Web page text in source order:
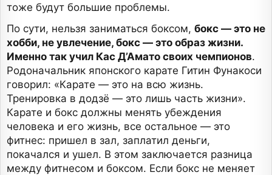
тоже будут большие проблемы.
По сути, нельзя заниматься боксом, бокс — это не
хобби, не увлечение, бокс — это образ жизни.
Именно так учил Кас Д’Амато своих чемпионов.
Родоначальник японского карате Гитин Фунакоси
говорил: «Карате — это на всю жизнь.
Тренировка в додзё — это лишь часть жизни».
Карате и бокс должны менять убеждения
человека и его жизнь, все остальное — это
фитнес: пришел в зал, заплатил деньги,
покачался и ушел. В этом заключается разница
между фитнесом и боксом. Если бокс не меняет